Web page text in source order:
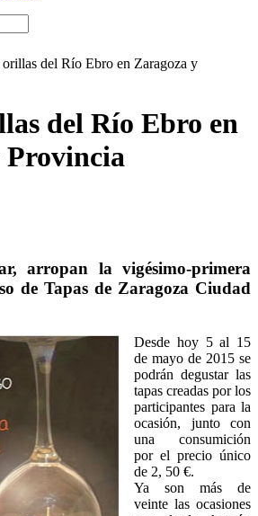
orillas del Río Ebro en Zaragoza y
del Río Ebro en
Provincia
arropan la vigésimo-primera
de Tapas de Zaragoza Ciudad
Desde hoy 5 al 15
de mayo de 2015 se
podrán degustar las
tapas creadas por los
participantes para la
ocasión, junto con
una consumición
por el precio único
de 2, 50 €.
Ya son más de
veinte las ocasiones